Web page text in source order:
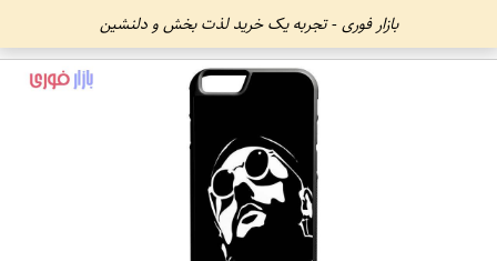
بازار فوری - تجربه یک خرید لذت بخش و دلنشین